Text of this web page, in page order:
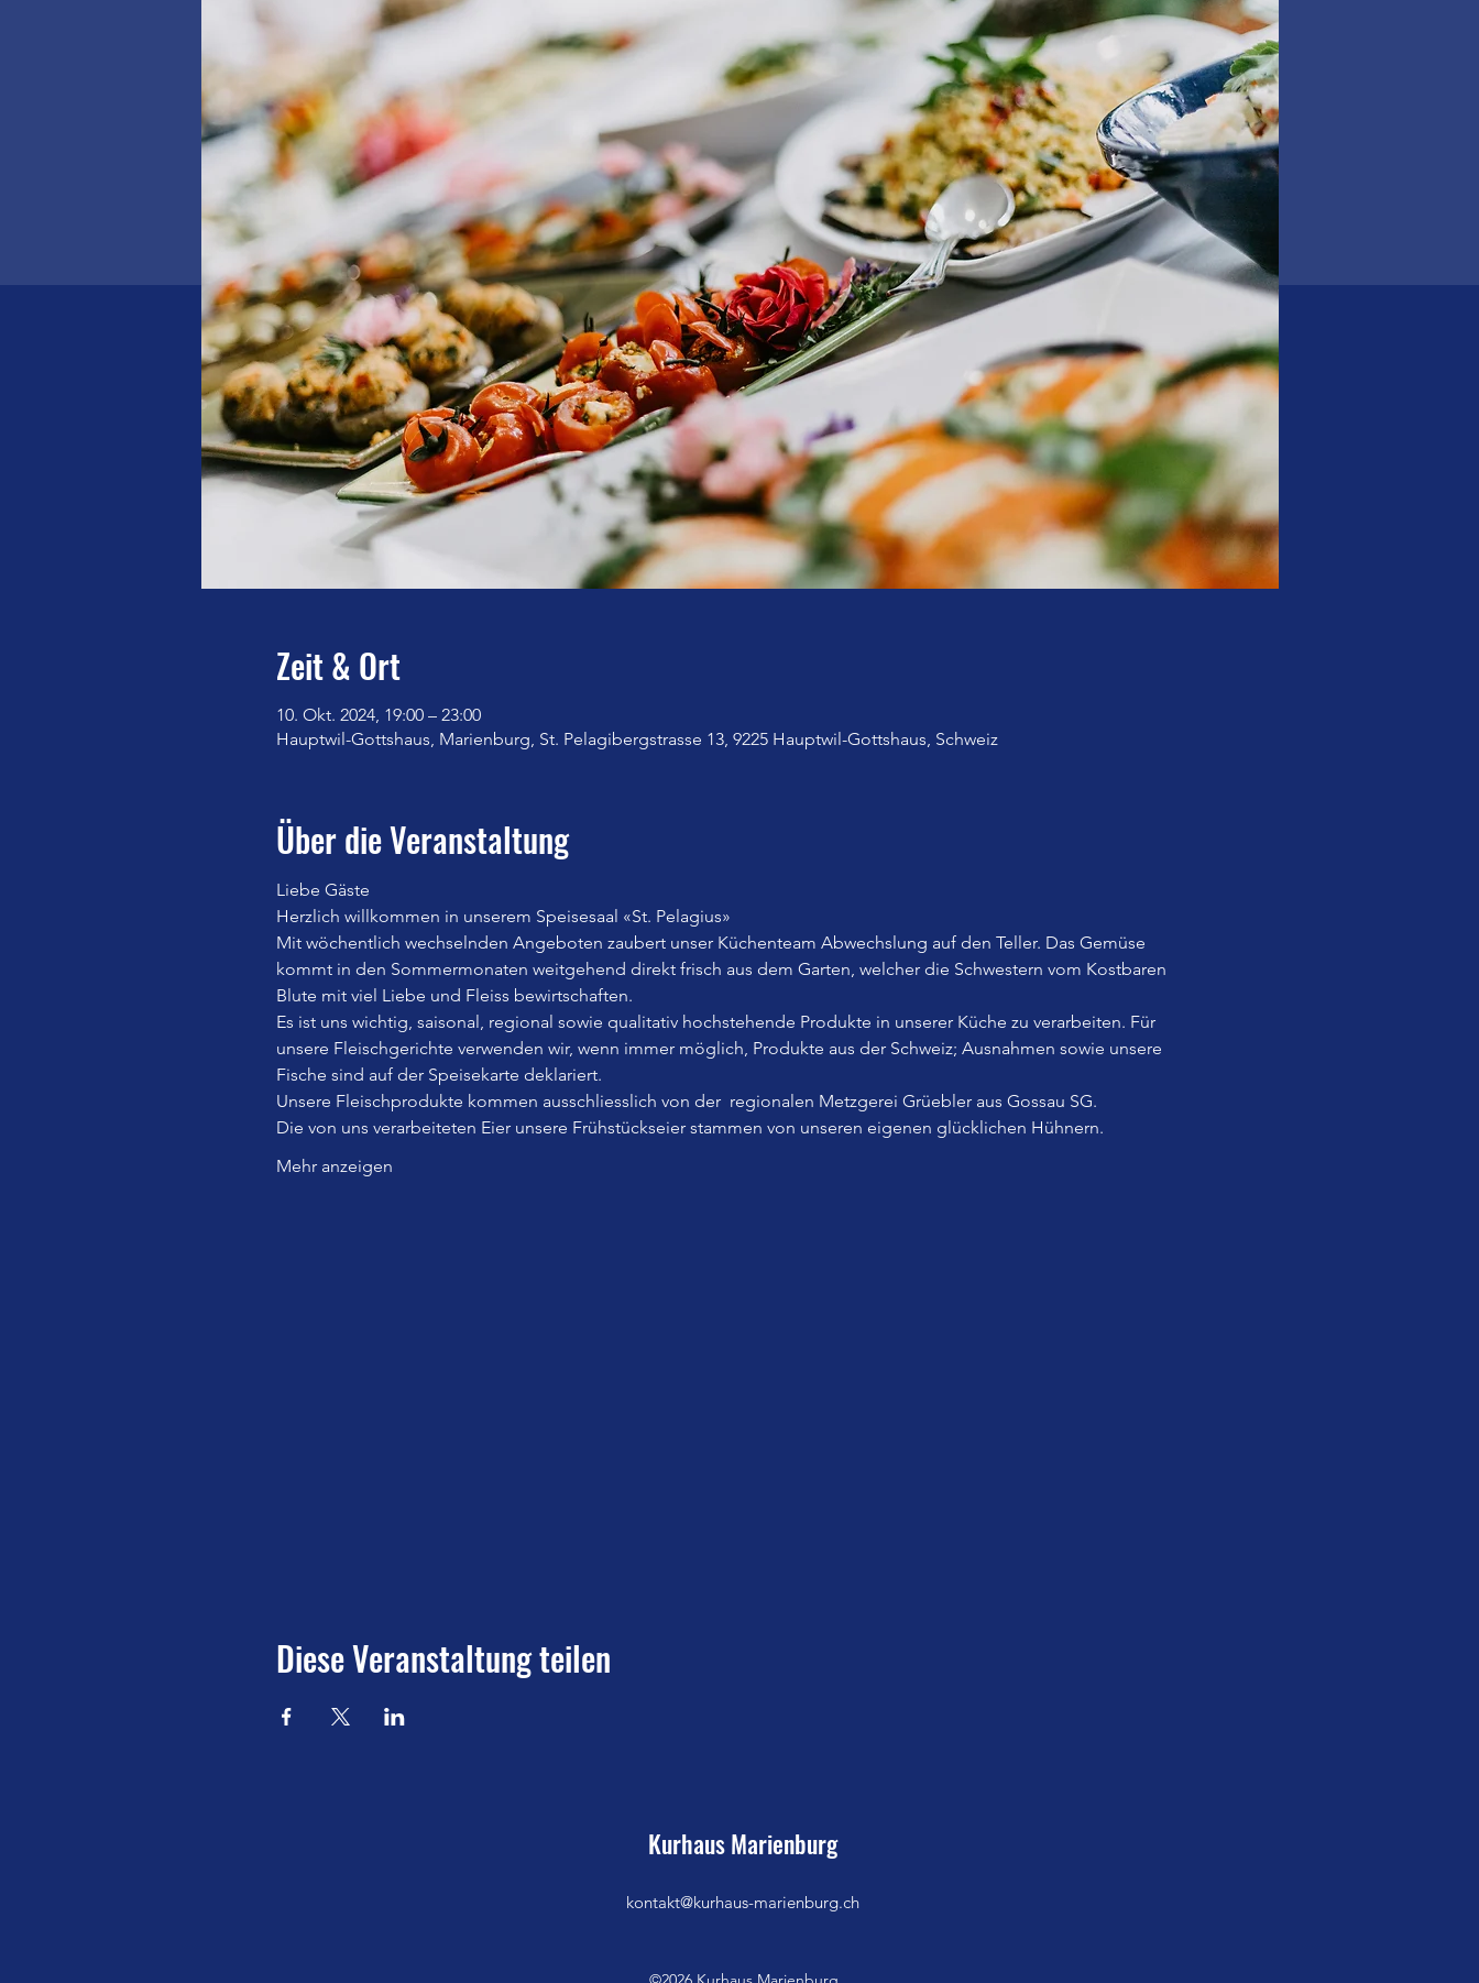
Zeit & Ort
10. Okt. 2024, 19:00 – 23:00
Hauptwil-Gottshaus, Marienburg, St. Pelagibergstrasse 13, 9225 Hauptwil-Gottshaus, Schweiz
Über die Veranstaltung
Liebe Gäste
Herzlich willkommen in unserem Speisesaal «St. Pelagius»
Mit wöchentlich wechselnden Angeboten zaubert unser Küchenteam Abwechslung auf den Teller. Das Gemüse
kommt in den Sommermonaten weitgehend direkt frisch aus dem Garten, welcher die Schwestern vom Kostbaren
Blute mit viel Liebe und Fleiss bewirtschaften.
Es ist uns wichtig, saisonal, regional sowie qualitativ hochstehende Produkte in unserer Küche zu verarbeiten. Für
unsere Fleischgerichte verwenden wir, wenn immer möglich, Produkte aus der Schweiz; Ausnahmen sowie unsere
Fische sind auf der Speisekarte deklariert.
Unsere Fleischprodukte kommen ausschliesslich von der  regionalen Metzgerei Grüebler aus Gossau SG.
Die von uns verarbeiteten Eier unsere Frühstückseier stammen von unseren eigenen glücklichen Hühnern.
Mehr anzeigen
Diese Veranstaltung teilen
Kurhaus Marienburg
kontakt@kurhaus-marienburg.ch